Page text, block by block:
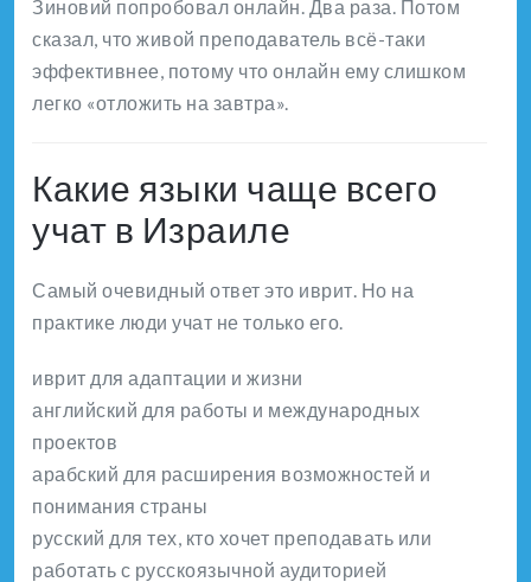
Зиновий попробовал онлайн. Два раза. Потом
сказал, что живой преподаватель всё-таки
эффективнее, потому что онлайн ему слишком
легко «отложить на завтра».
Какие языки чаще всего
учат в Израиле
Самый очевидный ответ это иврит. Но на
практике люди учат не только его.
иврит для адаптации и жизни
английский для работы и международных
проектов
арабский для расширения возможностей и
понимания страны
русский для тех, кто хочет преподавать или
работать с русскоязычной аудиторией